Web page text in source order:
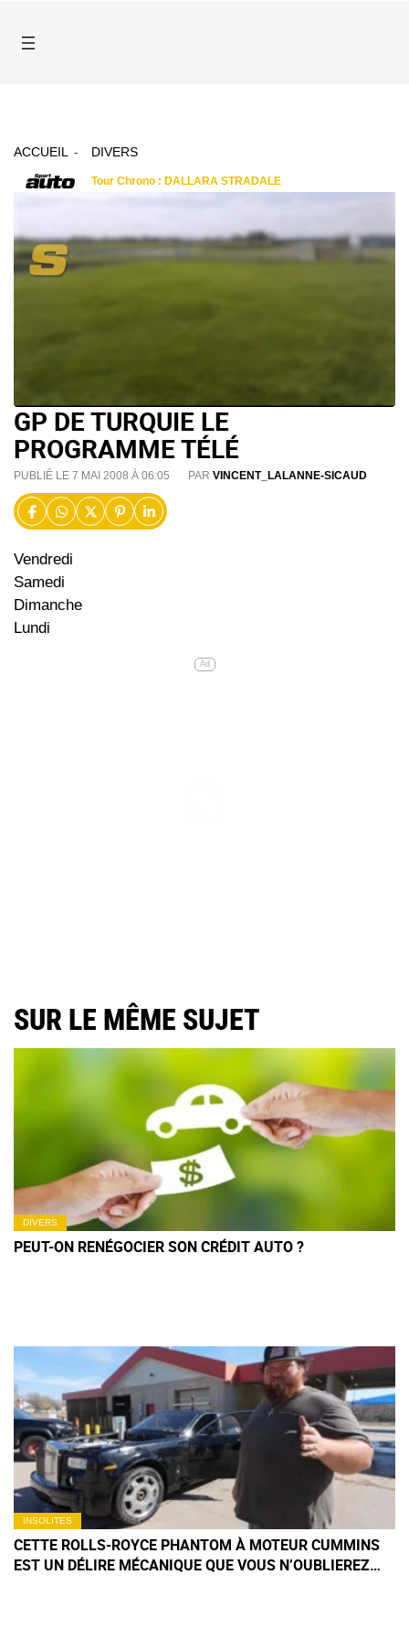
ACCUEIL DIVERS
GP DE TURQUIE LE
PROGRAMME TÉLÉ
PUBLIÉ LE 7 MAI 2008 À 06:05 PAR VINCENT_LALANNE-SICAUD
Vendredi
Samedi
Dimanche
Lundi
SUR LE MÊME SUJET
DIVERS
PEUT-ON RENÉGOCIER SON CRÉDIT AUTO ?
INSOLITES
CETTE ROLLS-ROYCE PHANTOM À MOTEUR CUMMINS
EST UN DÉLIRE MÉCANIQUE QUE VOUS N’OUBLIEREZ